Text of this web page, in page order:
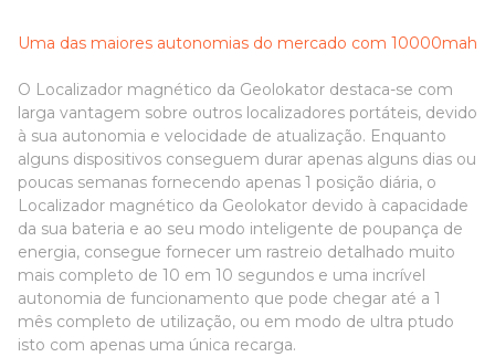
Uma das maiores autonomias do mercado com 10000mah
O Localizador magnético da Geolokator destaca-se com
larga vantagem sobre outros localizadores portáteis, devido
à sua autonomia e velocidade de atualização. Enquanto
alguns dispositivos conseguem durar apenas alguns dias ou
poucas semanas fornecendo apenas 1 posição diária, o
Localizador magnético da Geolokator devido à capacidade
da sua bateria e ao seu modo inteligente de poupança de
energia, consegue fornecer um rastreio detalhado muito
mais completo de 10 em 10 segundos e uma incrível
autonomia de funcionamento que pode chegar até a 1
mês completo de utilização, ou em modo de ultra ptudo
isto com apenas uma única recarga.